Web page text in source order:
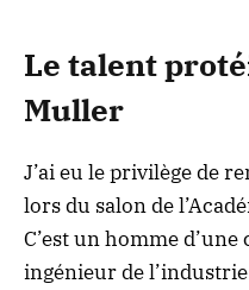
Le talent
Muller
J’ai eu le privilège de
lors du salon de
C’est un homme
ingénieur de